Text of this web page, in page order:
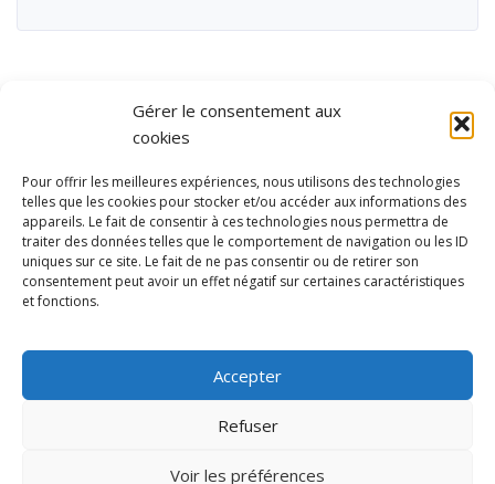
Gérer le consentement aux
cookies
Pour offrir les meilleures expériences, nous utilisons des technologies
telles que les cookies pour stocker et/ou accéder aux informations des
appareils. Le fait de consentir à ces technologies nous permettra de
traiter des données telles que le comportement de navigation ou les ID
uniques sur ce site. Le fait de ne pas consentir ou de retirer son
consentement peut avoir un effet négatif sur certaines caractéristiques
et fonctions.
Accepter
Refuser
Voir les préférences
et de loisirs
Contact
Mentions légales